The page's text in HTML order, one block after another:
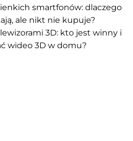
smartfonów: dlaczego
ale nikt nie kupuje?
3D: kto jest winny i
wideo 3D w domu?